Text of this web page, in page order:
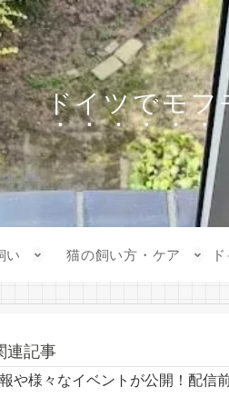
ドイツでモフ
い 猫の飼い方・ケア
連記事
や様々なイベントが公開！配信